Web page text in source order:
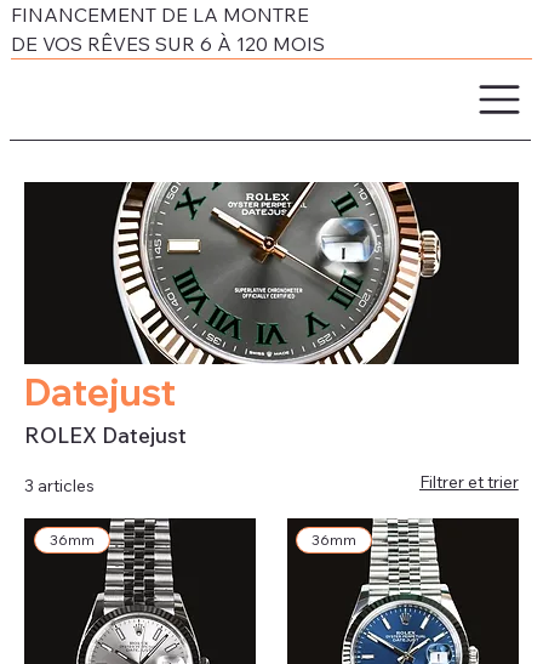
FINANCEMENT DE LA MONTRE
DE VOS RÊVES SUR 6 À 120 MOIS
Datejust
ROLEX Datejust
3 articles Filtrer et trier
36mm 36mm